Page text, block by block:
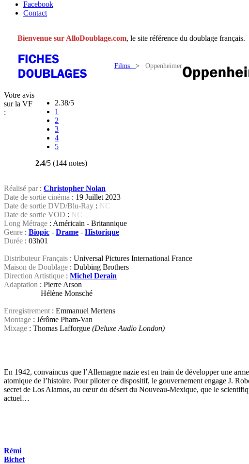
Facebook
Contact
Bienvenue sur AlloDoublage.com, le site référence du doublage français.
Films > Oppenheimer
Votre avis
sur la VF
:
2.38/5
1
2
3
4
5
2.4/5 (144 notes)
Réalisé par: Christopher Nolan
Date de sortie cinéma : 19 Juillet 2023
Date de sortie DVD/Blu-Ray : NC
Date de sortie VOD : NC
Long Métrage : Américain - Britannique
Genre : Biopic - Drame - Historique
Durée : 03h01
Distributeur Français : Universal Pictures International France
Maison de Doublage : Dubbing Brothers
Direction Artistique : Michel Derain
Adaptation : Pierre Arson
Hélène Monsché
Enregistrement : Emmanuel Mertens
Montage : Jérôme Pham-Van
Mixage : Thomas Lafforgue (Deluxe Audio London)
En 1942, convaincus que l’Allemagne nazie est en train de développer une
atomique de l’histoire. Pour piloter ce dispositif, le gouvernement engage J.
secret de Los Alamos, au cœur du désert du Nouveau-Mexique, que le
actuel…
Rémi
Bichet